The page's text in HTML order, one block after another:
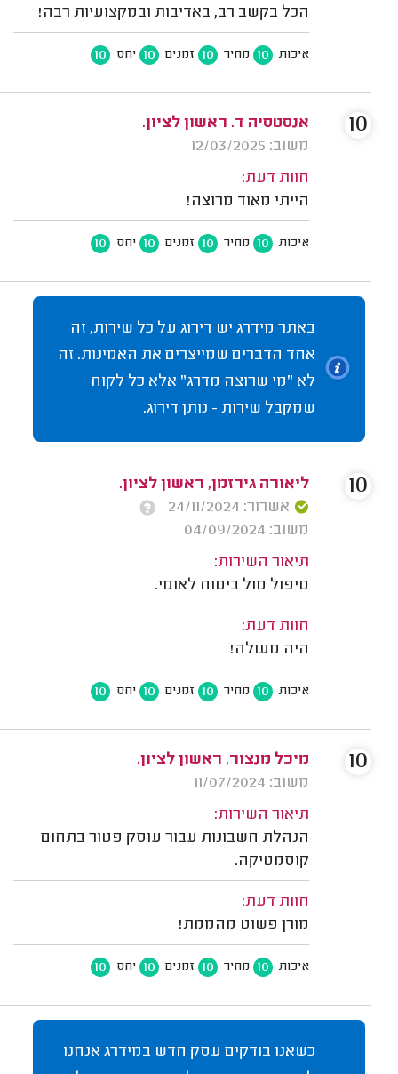
הכל בקשב רב, באדיבות ובמקצועיות רבה!
איכות 10 מחיר 10 זמנים 10 יחס 10
אנסטסיה ד. ראשון לציון.
משוב: 12/03/2025
חוות דעת:
הייתי מאוד מרוצה!
איכות 10 מחיר 10 זמנים 10 יחס 10
10
באתר מידרג יש דירוג על כל שירות, זה
אחד הדברים שמייצרים את האמינות. זה
לא "מי שרוצה מדרג" אלא כל לקוח
שמקבל שירות - נותן דירוג.
ליאורה גירזמן, ראשון לציון.
אשרור: 24/11/2024
משוב: 04/09/2024
תיאור השירות:
טיפול מול ביטוח לאומי.
חוות דעת:
היה מעולה!
איכות 10 מחיר 10 זמנים 10 יחס 10
10
מיכל מנצור, ראשון לציון.
משוב: 11/07/2024
תיאור השירות:
הנהלת חשבונות עבור עוסק פטור בתחום
קוסמטיקה.
חוות דעת:
מורן פשוט מהממת!
איכות 10 מחיר 10 זמנים 10 יחס 10
10
כשאנו בודקים עסק חדש במידרג אנחנו